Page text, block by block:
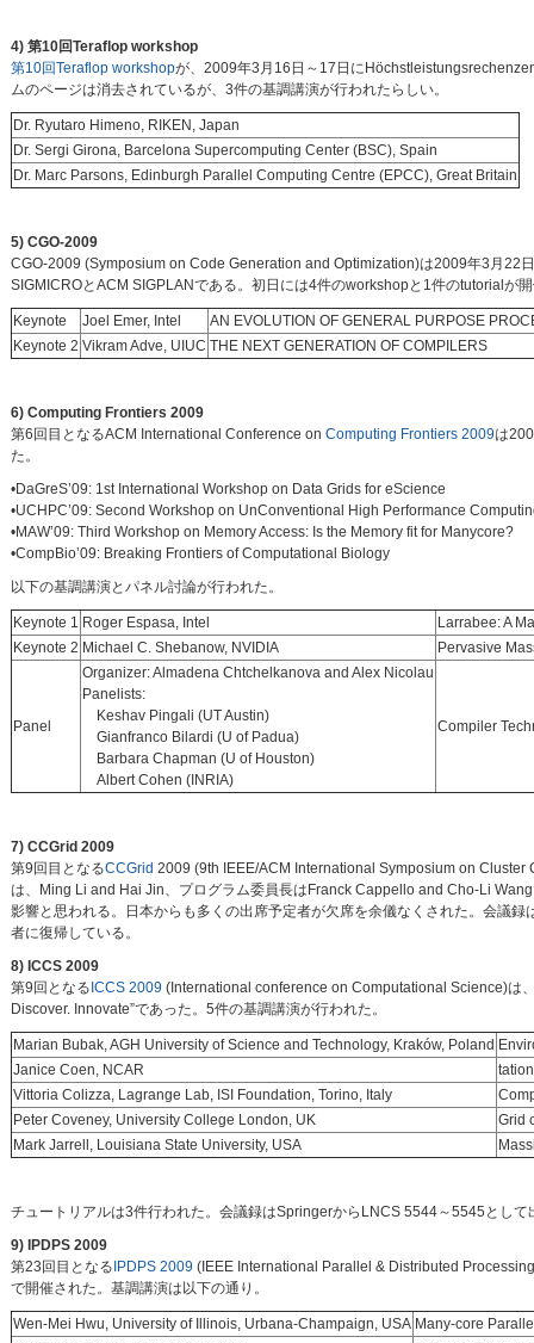
4) 第10回Teraflop workshop
第10回Teraflop workshopが、2009年3月16日～17日に
ムのページは消去されているが、3件の基調講演が行われたらしい。
Dr. Ryutaro Himeno, RIKEN, Japan
Dr. Sergi Girona, Barcelona Supercomputing Center (BSC), Spain
Dr. Marc Parsons, Edinburgh Parallel Computing Centre (EPCC), Great Britain
5) CGO-2009
CGO-2009 (Symposium on Code Generation and Optimization)は2009年3月22
SIGMICROとACM SIGPLANである。初日には4件のworkshopと1件のtutorialが
Keynote Joel Emer, Intel
AN EVOLUTION OF GENERAL PURPOSE
Keynote 2 Vikram Adve, UIUC THE NEXT GENERATION OF COMPILERS
6) Computing Frontiers 2009
第6回目となるACM International Conference on Computing Frontiers 2009は
た。
•DaGreS’09: 1st International Workshop on Data Grids for eScience
•UCHPC’09: Second Workshop on UnConventional High Performance
•MAW’09: Third Workshop on Memory Access: Is the Memory fit for Manycore?
•CompBio’09: Breaking Frontiers of Computational Biology
以下の基調講演とパネル討論が行われた。
Keynote 1 Roger Espasa, Intel
Larrabee: A
Keynote 2 Michael C. Shebanow, NVIDIA Pervasive
Panel
Organizer: Almadena Chtchelkanova and Alex Nicolau
Panelists:
Keshav Pingali (UT Austin)
Gianfranco Bilardi (U of Padua)
Barbara Chapman (U of Houston)
Albert Cohen (INRIA)
Compiler
7) CCGrid 2009
第9回目となるCCGrid 2009 (9th IEEE/ACM International Symposium on
は、Ming Li and Hai Jin、プログラム委員長はFranck Cappello and Cho-Li
影響と思われる。日本からも多くの出席予定者が欠席を余儀なくされた。会議録
者に復帰している。
8) ICCS 2009
第9回となる ICCS 2009 (International conference on Computational Science)は
Discover. Innovate”であった。5件の基調講演が行われた。
Marian Bubak, AGH University of Science and Technology, Kraków, Poland
Janice Coen, NCAR
Vittoria Colizza, Lagrange Lab, ISI Foundation, Torino, Italy
Peter Coveney, University College London, UK
Grid
Mark Jarrell, Louisiana State University, USA
チュートリアルは3件行われた。会議録はSpringerからLNCS 5544～5545として
9) IPDPS 2009
第23回目となる IPDPS 2009 (IEEE International Parallel & Distributed
で開催された。基調講演は以下の通り。
Wen-Mei Hwu, University of Illinois, Urbana-Champaign, USA Many-core